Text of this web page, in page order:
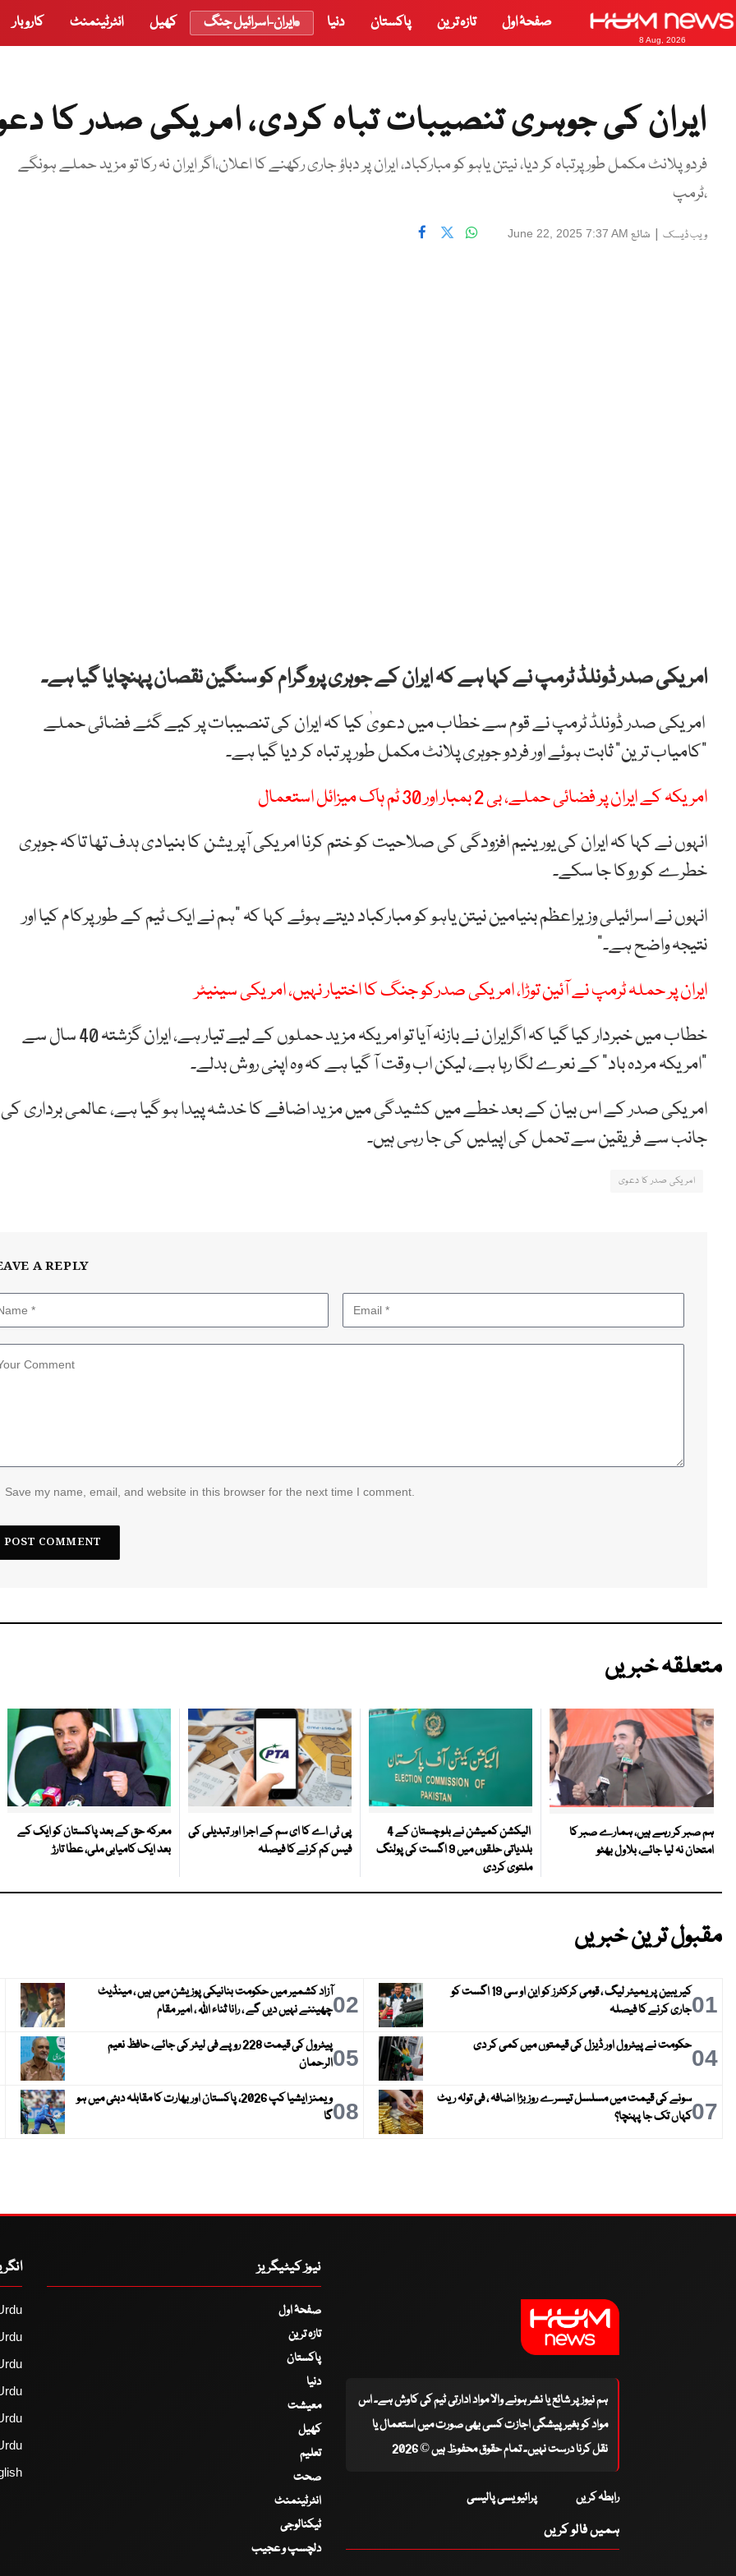
8 Aug, 2026
صفحۂ اول تازہ ترین پاکستان دنیا ایران-اسرائیل جنگ کھیل انٹرٹینمنٹ کاروبار
ایران کی جوہری تنصیبات تباہ کردی، امریکی صدر کا
فردو پلانٹ مکمل طور پرتباہ کر دیا، نیتن یاہو کو مبارکباد، ایران پر دباؤ جاری رکھنے کا اعلان،اگر ایران نہ رکا تو مزید حملے ہونگے
،ٹرمپ
ویب ڈیسک | شائع June 22, 2025 7:37 AM
امریکی صدر ڈونلڈ ٹرمپ نے کہا ہے کہ ایران کے جوہری پروگرام کو سنگین نقصان پہنچایا گیا ہے۔
امریکی صدر ڈونلڈ ٹرمپ نے قوم سے خطاب میں دعویٰ کیا کہ ایران کی تنصیبات پر کیے گئے فضائی حملے
“کامیاب ترین” ثابت ہوئے اور فردو جوہری پلانٹ مکمل طور پر تباہ کر دیا گیا ہے۔
امریکہ کے ایران پر فضائی حملے، بی 2 بمبار اور 30 ٹم ہاک میزائل استعمال
انہوں نے کہا کہ ایران کی یورینیم افزودگی کی صلاحیت کو ختم کرنا امریکی آپریشن کا بنیادی ہدف تھا تاکہ جوہری
خطرے کو روکا جا سکے۔
انہوں نے اسرائیلی وزیراعظم بنیامین نیتن یاہو کو مبارکباد دیتے ہوئے کہا کہ “ہم نے ایک ٹیم کے طور پرکام کیا اور
نتیجہ واضح ہے۔”
ایران پر حملہ ٹرمپ نے آئین توڑا، امریکی صدرکو جنگ کا اختیار نہیں، امریکی سینیٹر
خطاب میں خبردار کیا گیا کہ اگرایران نے بازنہ آیا تو امریکہ مزید حملوں کے لیے تیار ہے، ایران گزشتہ 40 سال سے
“امریکہ مردہ باد” کے نعرے لگا رہا ہے، لیکن اب وقت آ گیا ہے کہ وہ اپنی روش بدلے۔
امریکی صدر کے اس بیان کے بعد خطے میں کشیدگی میں مزید اضافے کا خدشہ پیدا ہو گیا ہے، عالمی برداری کی
جانب سے فریقین سے تحمل کی اپیلیں کی جا رہی ہیں۔
امریکی صدر کا دعوی
A REPLY
Save my name, email, and website in this browser for the next time I comment.
متعلقہ خبریں
ہم صبر کر رہے ہیں، ہمارے صبر کا
امتحان نہ لیا جائے، بلاول بھٹو
الیکشن کمیشن نے بلوچستان کے 4
بلدیاتی حلقوں میں 9 اگست کی پولنگ
ملتوی کردی
پی ٹی اے کا ای سم کے اجرا اور تبدیلی کی
فیس کم کرنے کا فیصلہ
معرکہ حق کے بعد پاکستان کو ایک کے
بعد ایک کامیابی ملی، عطا تارڑ
مقبول ترین خبریں
01
کیریبین پریمیئر لیگ ، قومی کرکٹرز کو این او سی 19 اگست کو
جاری کرنے کا فیصلہ
02آزاد کشمیر میں حکومت بنانیکی پوزیشن میں ہیں ، مینڈیٹ
چھیننے نہیں دیں گے ، رانا ثناء اللہ ، امیر مقام
04حکومت نے پیٹرول اور ڈیزل کی قیمتوں میں کمی کر دی 05
پیٹرول کی قیمت 228 روپے فی لیٹر کی جائے، حافظ نعیم
الرحمان
07سونے کی قیمت میں مسلسل تیسرے روز بڑا اضافہ ، فی تولہ ریٹ
کہاں تک جا پہنچا؟
08
ویمنز ایشیا کپ 2026، پاکستان اور بھارت کا مقابلہ دبئی میں ہو
گا
ہم نیوز پر شائع یا نشر ہونے والا مواد ادارتی ٹیم کی کاوش ہے۔ اس
مواد کو بغیر پیشگی اجازت کسی بھی صورت میں استعمال یا
نقل کرنا درست نہیں۔ تمام حقوق محفوظ ہیں © 2026
رابطہ کریں پرائیویسی پالیسی
ہمیں فالو کریں
نیوز کیٹیگریز
صفحۂ اول
تازہ ترین
پاکستان
دنیا
معیشت
کھیل
تعلیم
صحت
انٹرٹینمنٹ
ٹیکنالوجی
دلچسپ و عجیب